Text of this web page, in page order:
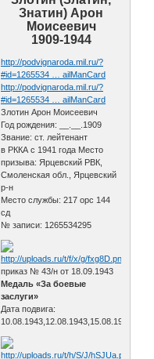
Знатин) Арон
Моисеевич
1909-1944
http://podvignaroda.mil.ru/?
#id=1265534 … ailManCard
http://podvignaroda.mil.ru/?
#id=1265534 … ailManCard
Злотин Арон Моисеевич
Год рождения: __.__.1909
Звание: ст. лейтенант
в РККА с 1941 года Место
призыва: Ярцевский РВК,
Смоленская обл., Ярцевский
р-н
Место службы: 217 орс 144
сд
№ записи: 1265534295
приказ № 43/н от 18.09.1943
Медаль «За боевые
заслуги»
Дата подвига:
10.08.1943,12.08.1943,15.08.1943